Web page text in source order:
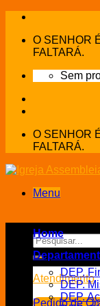
Skip
contentO SENHOR
FALTARÁ.
Sem
O SENHOR
FALTARÁ.
Menu
Pesquisar
por:
Atendimento
Pedido de
Home
DEP.
DEP.
DEP.